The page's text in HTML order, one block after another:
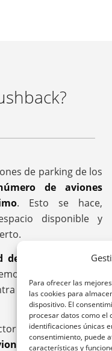
Para ofrecer las
las cookies para
dispositivo. El
procesar datos como el
identificaciones únicas
consentimiento, puede
características y
de parking de los
de aviones
. Esto se hace,
disponible y
de que los aviones
adelantado, los
en juego el tractor
de arrastre o de
desde el puente